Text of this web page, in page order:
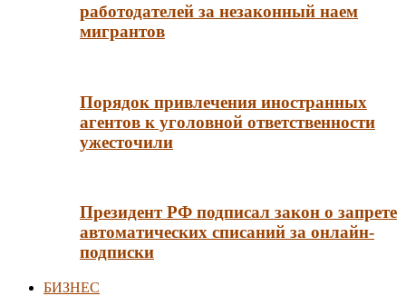
работодателей за незаконный наем
мигрантов
Порядок привлечения иностранных
агентов к уголовной ответственности
ужесточили
Президент РФ подписал закон о запрете
автоматических списаний за онлайн-
подписки
БИЗНЕС